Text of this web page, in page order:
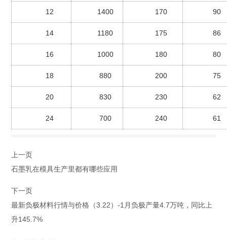
12 1400 170 90
14 1180 175 86
16 1000 180 80
18 880 200 75
20 830 230 62
24 700 240 61
上一页
石墨乳在模具生产里都有哪些应用
下一页
最新负极材料行情与价格（3.22）-1月负极产量4.7万吨，同比上
升145.7%